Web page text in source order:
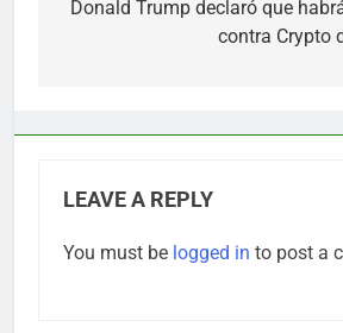
navigation
Donald Trump declaró que
contra Crypto
LEAVE A REPLY
You must be logged in to post a